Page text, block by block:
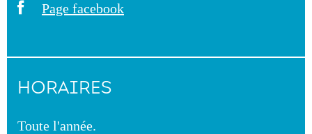
Page facebook
HORAIRES
Toute l'année.